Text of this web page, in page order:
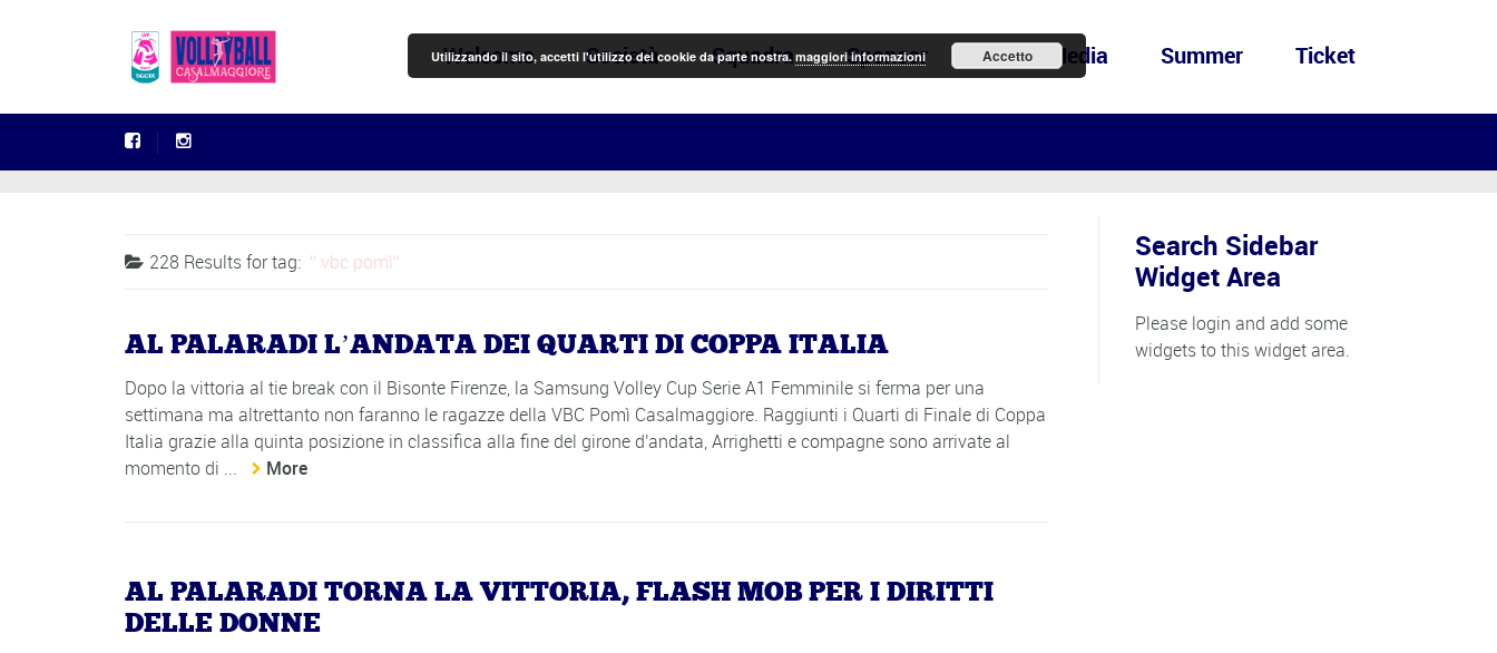
Welcome Società Squadra Sponsor News&Media Summer Ticket
228 Results fortag: vbc pomì
AL PALARADI L’ANDATA DEI QUARTI DI COPPA ITALIA
Dopo la vittoria al tie break con il Bisonte Firenze, la Samsung Volley Cup Serie A1 Femminile si ferma per una
settimana ma altrettanto non faranno le ragazze della VBC Pomì Casalmaggiore. Raggiunti i Quarti di Finale di Coppa
Italia grazie alla quinta posizione in classifica alla fine del girone d'andata, Arrighetti e compagne sono arrivate al
momento di ...
More
AL PALARADI TORNA LA VITTORIA, FLASH MOB PER I DIRITTI
DELLE DONNE
Search Sidebar
Widget Area
Please login and add some
widgets to this widget area.
Utilizzando il sito, accetti l'utilizzo dei cookie da parte nostra.maggiori informazioni Accetto